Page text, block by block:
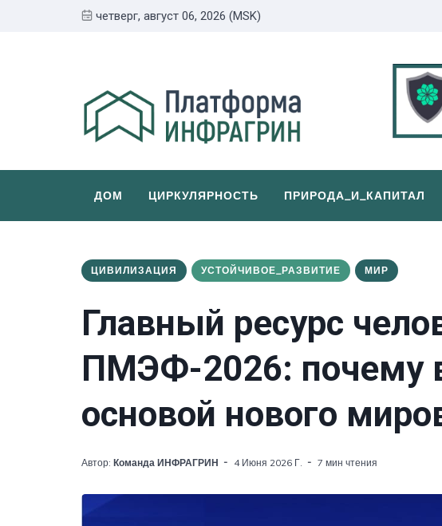
четверг, август 06, 2026 (MSK)
ДОМ ЦИРКУЛЯРНОСТЬ ПРИРОДА_И_КАПИТАЛ
ЦИВИЛИЗАЦИЯ УСТОЙЧИВОЕ_РАЗВИТИЕ МИР
Главный ресурс
ПМЭФ-2026: почему
основой нового
Автор: Команда ИНФРАГРИН 4 Июня 2026 Г. 7 мин чтения